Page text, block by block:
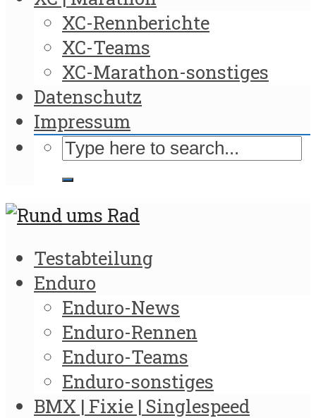
XC-Rennberichte
XC-Teams
XC-Marathon-sonstiges
Datenschutz
Impressum
Testabteilung
Enduro
Enduro-News
Enduro-Rennen
Enduro-Teams
Enduro-sonstiges
BMX | Fixie | Singlespeed